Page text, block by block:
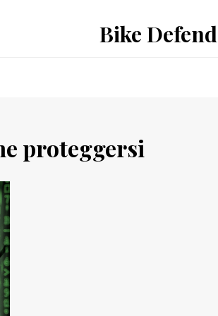
Bike Defend
proteggersi